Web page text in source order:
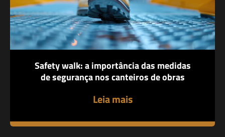
Safety walk: a importância das medidas
de segurança nos canteiros de obras
Leia mais